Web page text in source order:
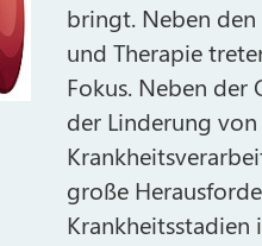
bringt. Neben
und Therapie
Fokus. Neben der
der Linderung
große
Krankheitsstadien